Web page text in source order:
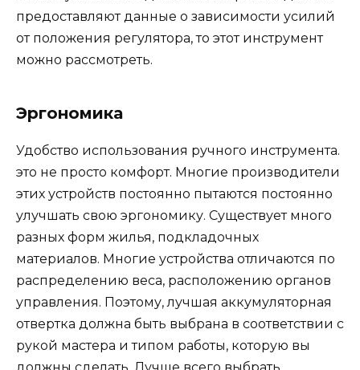
предоставляют данные о зависимости усилий
от положения регулятора, то этот инструмент
можно рассмотреть.
Эргономика
Удобство использования ручного инструмента.
это не просто комфорт. Многие производители
этих устройств постоянно пытаются постоянно
улучшать свою эргономику. Существует много
разных форм жилья, подкладочных
материалов. Многие устройства отличаются по
распределению веса, расположению органов
управления. Поэтому, лучшая аккумуляторная
отвертка должна быть выбрана в соответствии с
рукой мастера и типом работы, которую вы
должны сделать. Лучше всего выбрать